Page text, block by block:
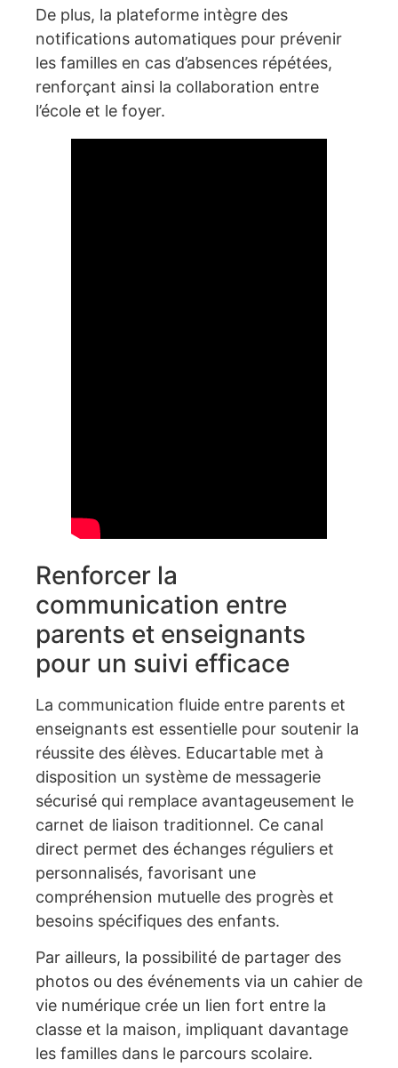
De plus, la plateforme intègre des
notifications automatiques pour prévenir
les familles en cas d’absences répétées,
renforçant ainsi la collaboration entre
l’école et le foyer.
Renforcer la
communication entre
parents et enseignants
pour un suivi efficace
La communication fluide entre parents et
enseignants est essentielle pour soutenir la
réussite des élèves. Educartable met à
disposition un système de messagerie
sécurisé qui remplace avantageusement le
carnet de liaison traditionnel. Ce canal
direct permet des échanges réguliers et
personnalisés, favorisant une
compréhension mutuelle des progrès et
besoins spécifiques des enfants.
Par ailleurs, la possibilité de partager des
photos ou des événements via un cahier de
vie numérique crée un lien fort entre la
classe et la maison, impliquant davantage
les familles dans le parcours scolaire.